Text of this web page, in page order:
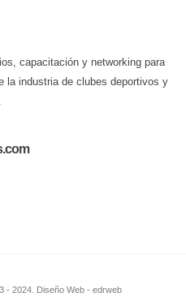
capacitación y networking para
la industria de clubes deportivos y
- 2024. Diseño Web - edrweb